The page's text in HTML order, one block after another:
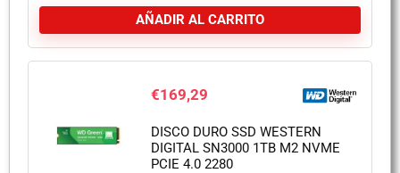
AÑADIR AL CARRITO
€169,29
DISCO DURO SSD WESTERN
DIGITAL SN3000 1TB M2 NVME
PCIE 4.0 2280